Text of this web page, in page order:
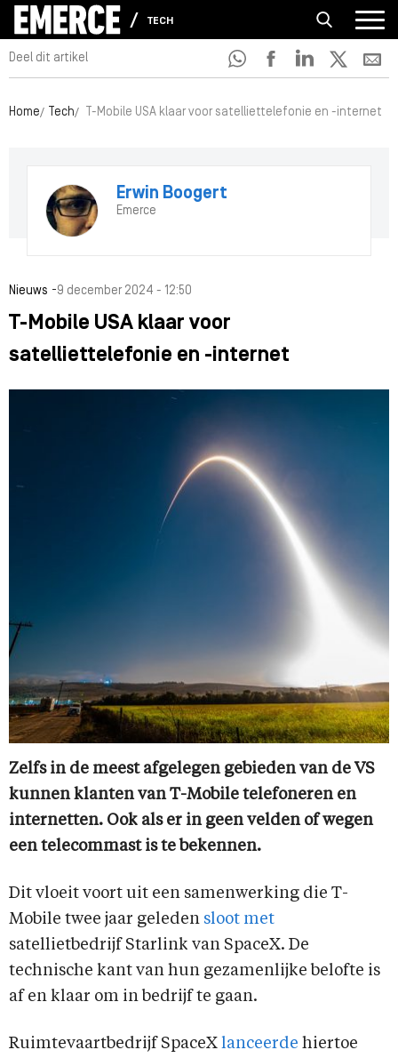
TECH
Deel dit artikel
Home Tech T-Mobile USA klaar voor satelliettelefonie en -internet
Erwin Boogert
Emerce
Nieuws -9 december 2024 - 12:50
T-Mobile USA klaar voor
satelliettelefonie en -internet
Zelfs in de meest afgelegen gebieden van de VS
kunnen klanten van T-Mobile telefoneren en
internetten. Ook als er in geen velden of wegen
een telecommast is te bekennen.
Dit vloeit voort uit een samenwerking die T-
Mobile twee jaar geleden sloot met
satellietbedrijf Starlink van SpaceX. De
technische kant van hun gezamenlijke belofte is
af en klaar om in bedrijf te gaan.
Ruimtevaartbedrijf SpaceX lanceerde hiertoe